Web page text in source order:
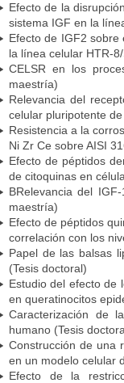
Efecto de la
sistema IGF en la
Efecto de IGF2 sobre
la línea celular HTR-
CELSR en los
maestría)
Relevancia del
celular pluripotente
Resistencia a la
Ni Zr Ce sobre AISI
Efecto de péptidos
de citoquinas en
BRelevancia del
maestría)
Efecto de péptidos
correlación con los
Papel de las balsas
(Tesis doctoral)
Estudio del efecto de
en queratinocitos
Caracterización de
humano (Tesis
Construcción de una
en un modelo celular
Efecto de la